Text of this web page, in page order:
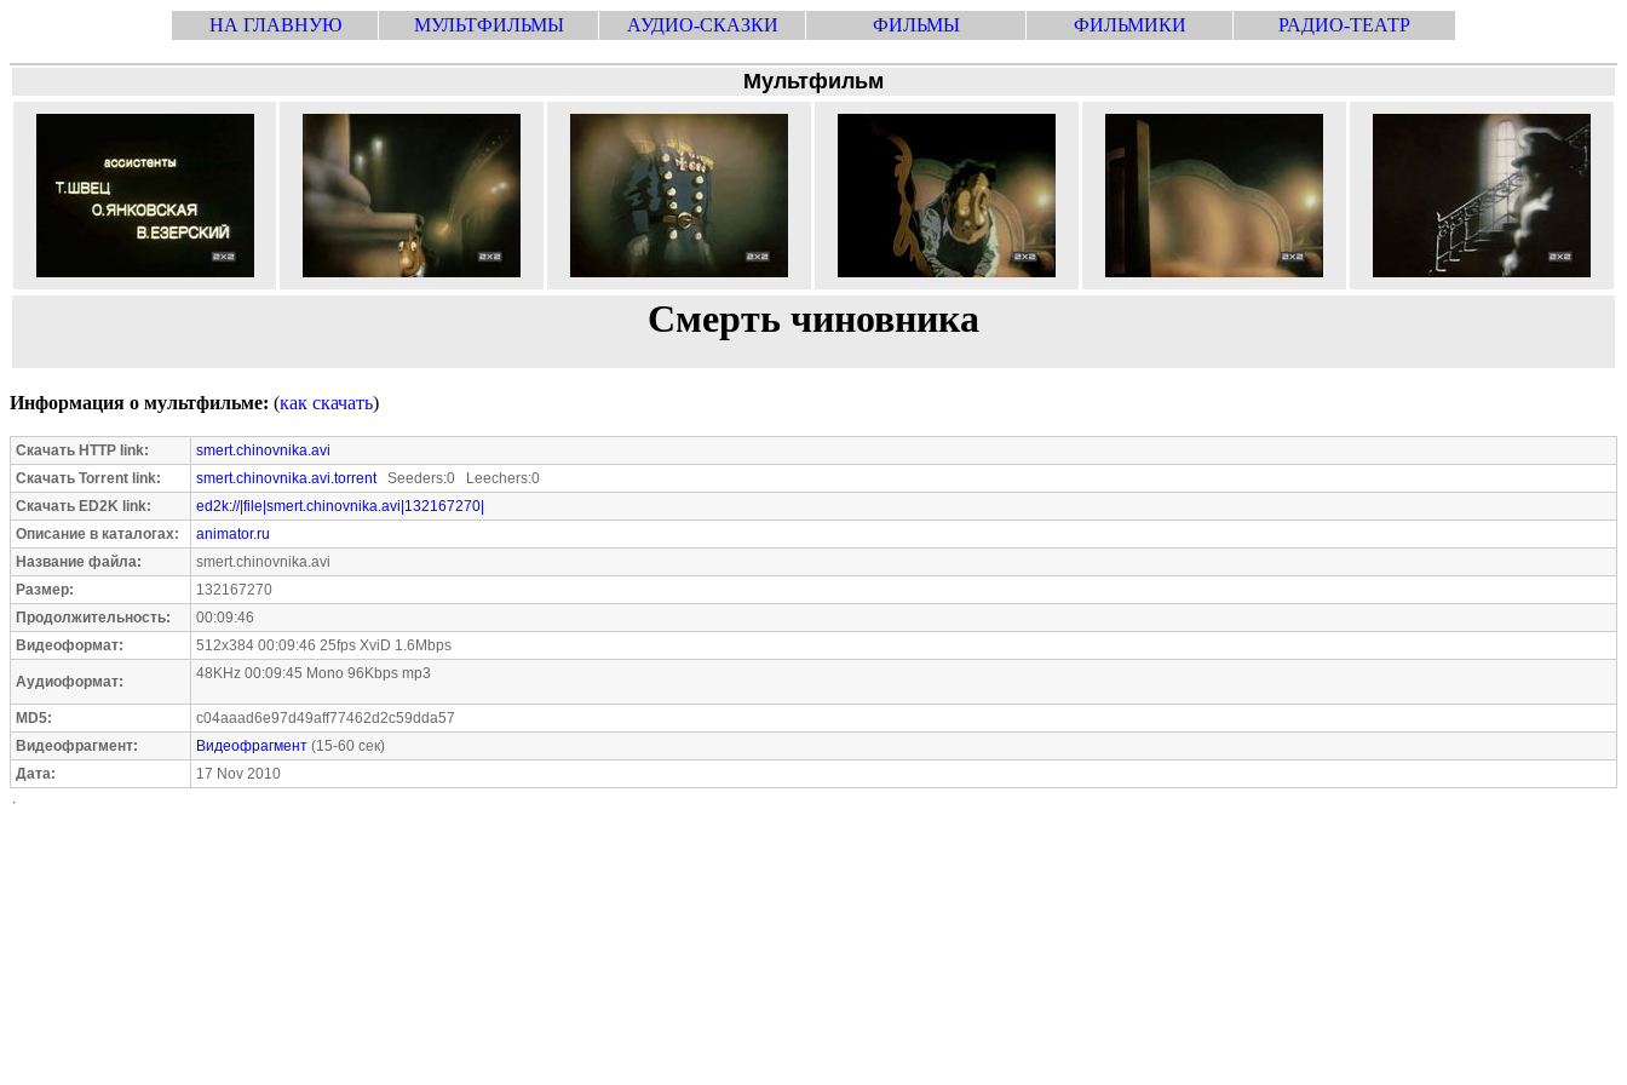
НА ГЛАВНУЮ МУЛЬТФИЛЬМЫ АУДИО-СКАЗКИ ФИЛЬМЫ ФИЛЬМИКИ РАДИО-ТЕАТР
Мультфильм
Смерть чиновника
Информация о мультфильме: (как скачать)
Скачать HTTP link:
smert.chinovnika.avi
Скачать Torrent link:
smert.chinovnika.avi.torrentSeeders:0 Leechers:0
Скачать ED2K link:
ed2k://|file|smert.chinovnika.avi|132167270|
Описание в каталогах:
animator.ru
Название файла:
smert.chinovnika.avi
Размер:
132167270
Продолжительность:
00:09:46
Видеоформат:
512x384 00:09:46 25fps XviD 1.6Mbps
Аудиоформат: 48KHz 00:09:45 Mono 96Kbps mp3
MD5:
c04aaad6e97d49aff77462d2c59dda57
Видеофрагмент:
Видеофрагмент (15-60 сек)
Дата:
17 Nov 2010